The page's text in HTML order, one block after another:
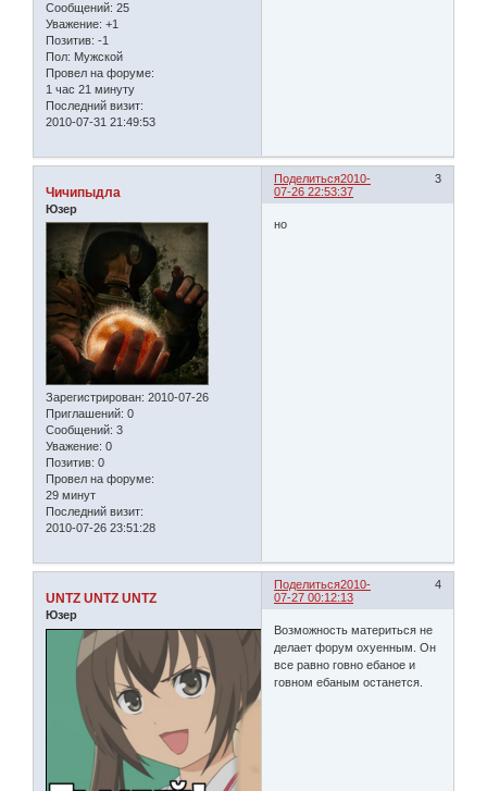
Сообщений: 25
Уважение: +1
Позитив: -1
Пол: Мужской
Провел на форуме:
1 час 21 минуту
Последний визит:
2010-07-31 21:49:53
Поделиться 3
2010-
07-26 22:53:37
Чичипыдла
Юзер
Зарегистрирован: 2010-07-26
Приглашений: 0
Сообщений: 3
Уважение: 0
Позитив: 0
Провел на форуме:
29 минут
Последний визит:
2010-07-26 23:51:28
но
Поделиться 4
2010-
07-27 00:12:13
UNTZ UNTZ UNTZ
Юзер
Возможность материться не
делает форум охуенным. Он
все равно говно ебаное и
говном ебаным останется.